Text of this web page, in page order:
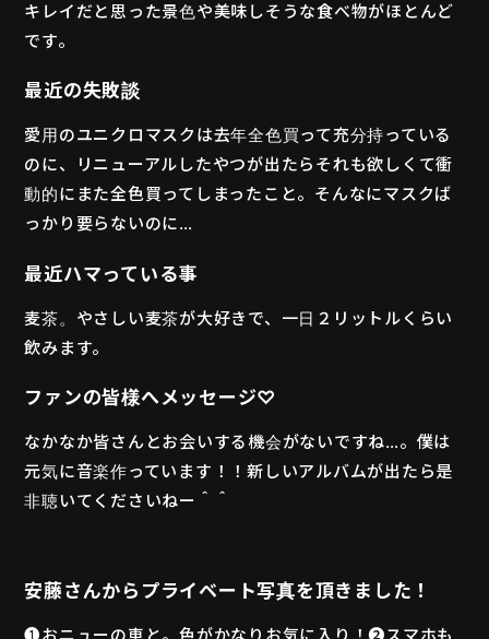
キレイだと思った景色や美味しそうな食べ物がほとんど
です。
最近の失敗談
愛用のユニクロマスクは去年全色買って充分持っている
のに、リニューアルしたやつが出たらそれも欲しくて衝
動的にまた全色買ってしまったこと。そんなにマスクば
っかり要らないのに…
最近ハマっている事
麦茶。やさしい麦茶が大好きで、一日２リットルくらい
飲みます。
ファンの皆様へメッセージ♡
なかなか皆さんとお会いする機会がないですね…。僕は
元気に音楽作っています！！新しいアルバムが出たら是
非聴いてくださいねー＾＾
安藤さんからプライベート写真を頂きました！